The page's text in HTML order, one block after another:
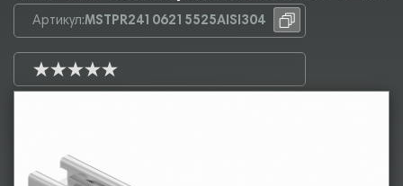
Артикул:MSTPR24106215525AISI304